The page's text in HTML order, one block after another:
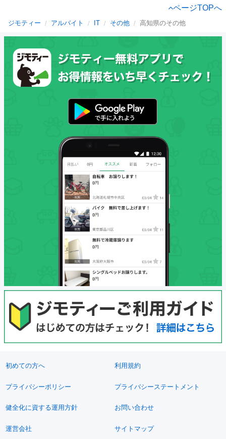
ページTOPへ
ジモティー アルバイト IT その他 高知県のその他
初めての方へ 利用規約
プライバシーポリシー プライバシーステートメント
健全化に資する運用方針 お問い合わせ
運営会社 サイトマップ